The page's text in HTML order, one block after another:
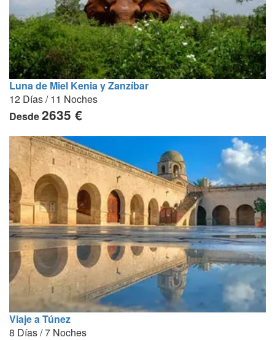
Luna de Miel Kenia y Zanzíbar
12 Días / 11 Noches
Desde2635 €
Viaje a Túnez
8 Días / 7 Noches